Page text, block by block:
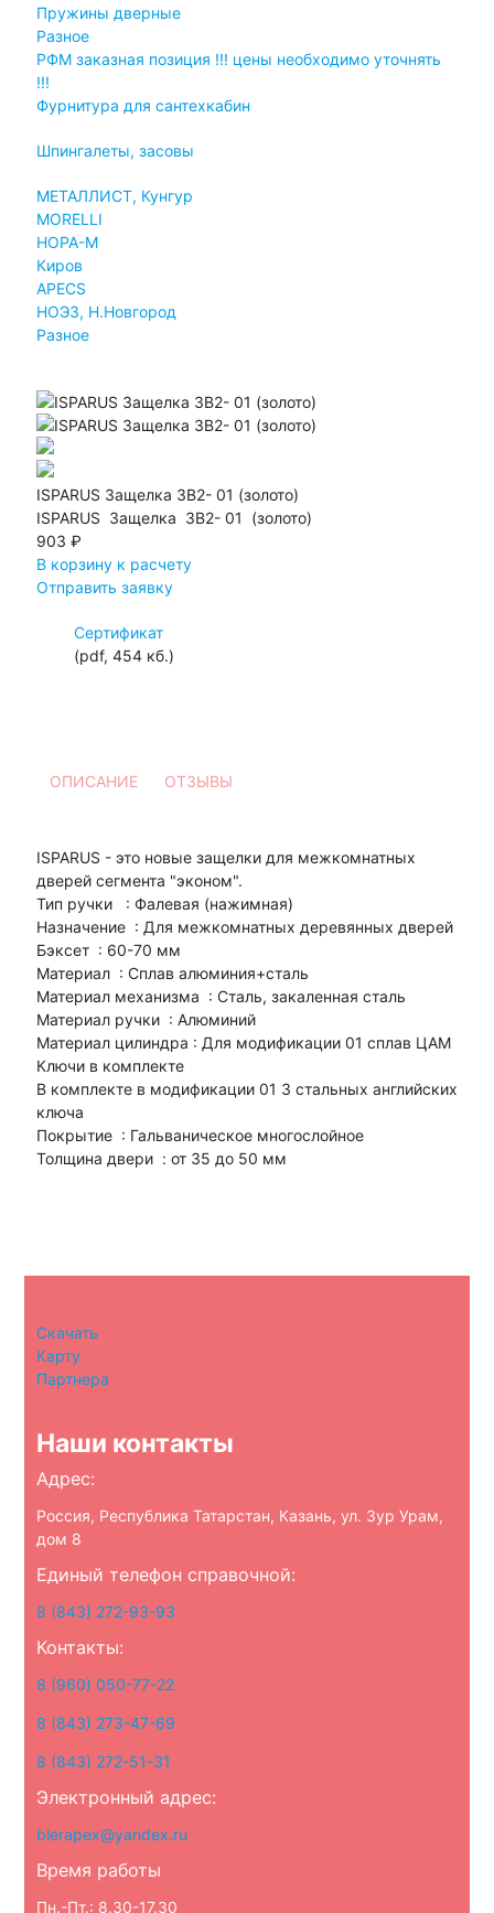
Пружины дверные
Разное
РФМ заказная позиция !!! цены необходимо уточнять
!!!
Фурнитура для сантехкабин
Шпингалеты, засовы
МЕТАЛЛИСТ, Кунгур
MORELLI
НОРА-М
Киров
APECS
НОЭЗ, Н.Новгород
Разное
ISPARUS Защелка ЗВ2- 01 (золото)
ISPARUS Защелка ЗВ2- 01 (золото)
903 ₽
В корзину к расчету
Отправить заявку
Сертификат
(pdf, 454 кб.)
ОПИСАНИЕ ОТЗЫВЫ
ISPARUS - это новые защелки для межкомнатных
дверей сегмента "эконом".
Тип ручки : Фалевая (нажимная)
Назначение : Для межкомнатных деревянных дверей
Бэксет : 60-70 мм
Материал : Сплав алюминия+сталь
Материал механизма : Сталь, закаленная сталь
Материал ручки : Алюминий
Материал цилиндра : Для модификации 01 сплав ЦАМ
Ключи в комплекте
В комплекте в модификации 01 3 стальных английских
ключа
Покрытие : Гальваническое многослойное
Толщина двери : от 35 до 50 мм
Скачать
Карту
Партнера
Наши контакты
Адрес:
Россия, Республика Татарстан, Казань, ул. Зур Урам,
дом 8
Единый телефон справочной:
8 (843) 272-93-93
Контакты:
8 (960) 050-77-22
8 (843) 273-47-69
8 (843) 272-51-31
Электронный адрес:
blerapex@yandex.ru
Время работы
Пн.-Пт.: 8.30-17.30